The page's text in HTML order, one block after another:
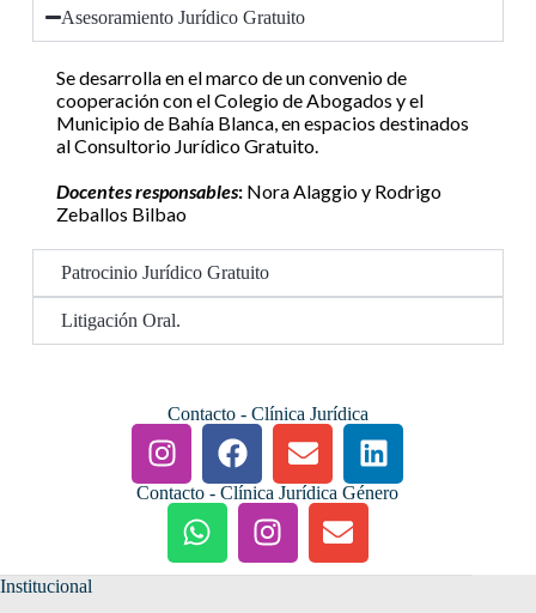
Asesoramiento Jurídico Gratuito
Se desarrolla en el marco de un convenio de
cooperación con el Colegio de Abogados y el
Municipio de Bahía Blanca, en espacios destinados
al Consultorio Jurídico Gratuito.
Docentes responsables:Nora Alaggio y Rodrigo
Zeballos Bilbao
Patrocinio Jurídico Gratuito
Litigación Oral.
Contacto - Clínica Jurídica
Contacto - Clínica Jurídica Género
Institucional